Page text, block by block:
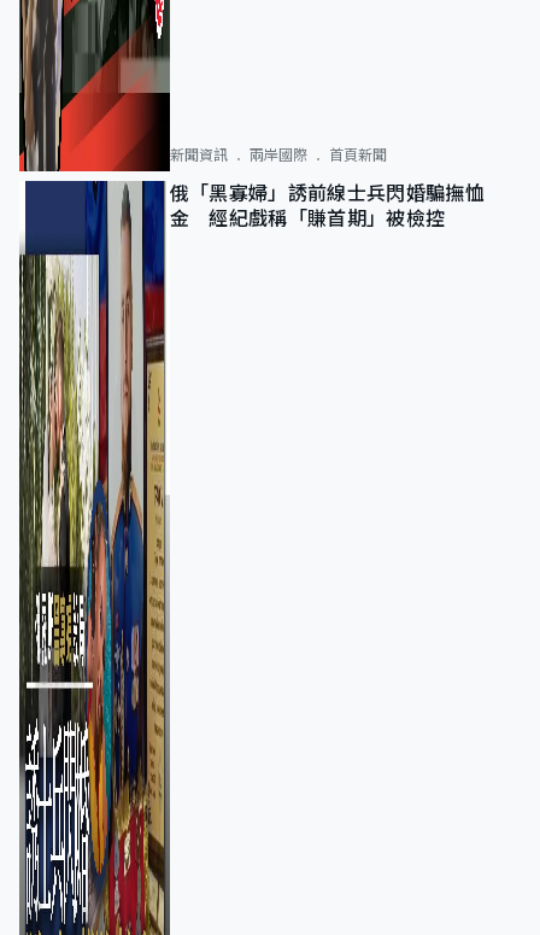
新聞資訊 兩岸國際 首頁新聞
俄「黑寡婦」誘前線士兵閃婚騙撫恤
金 經紀戲稱「賺首期」被檢控